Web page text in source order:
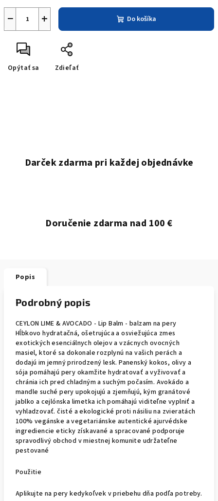
+
− Do košíka
Opýtať sa Zdieľať
Darček zdarma pri každej objednávke
Doručenie zdarma nad 100 €
Popis
Podrobný popis
CEYLON LIME & AVOCADO - Lip Balm - balzam na pery
Hĺbkovo hydratačná, ošetrujúca a osviežujúca zmes
exotických esenciálnych olejov a vzácnych ovocných
masiel, ktoré sa dokonale rozplynú na vašich perách a
dodajú im jemný prirodzený lesk. Panenský kokos, olivy a
sója pomáhajú pery okamžite hydratovať a vyživovať a
chránia ich pred chladným a suchým počasím. Avokádo a
mandle suché pery upokojujú a zjemňujú, kým granátové
jablko a cejlónska limetka ich pomáhajú viditeľne vyplniť a
vyhladzovať. čisté a ekologické proti násiliu na zvieratách
100% vegánske a vegetariánske autentické ajurvédske
ingrediencie eticky získavané a spracované podporuje
spravodlivý obchod v miestnej komunite udržateľne
pestované
Použitie
Aplikujte na pery kedykoľvek v priebehu dňa podľa potreby.